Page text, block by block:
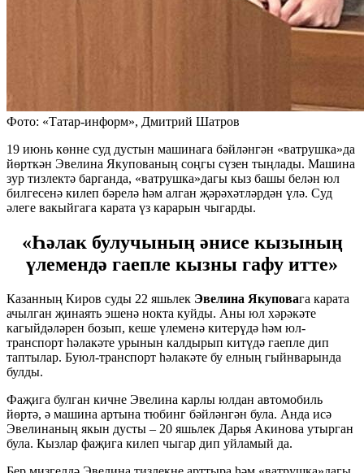
Фото: «Татар-информ», Дмитрий Шатров
19 июнь көнне суд дустын машинага бәйләнгән «ватрушка»да
йөрткән Эвелина Якупованың соңгы сүзен тыңлады. Машина
зур тизлектә барганда, «ватрушка»дагы кыз башы белән юл
билгесенә килеп бәрелә һәм алган җәрәхәтләрдән үлә. Суд
әлеге вакыйгага карата үз карарын чыгарды.
«Һәлак булучының әнисе кызының
үлемендә гаепле кызны гафу итте»
Казанның Киров суды 22 яшьлек Эвелина Якуповага карата
ачылган җинаять эшенә нокта куйды. Аны юл хәрәкәте
кагыйдәләрен бозып, кеше үлеменә китерүдә һәм юл-
транспорт һәлакәте урынын калдырып китүдә гаепле дип
таптылар. Буюл-транспорт һәлакәте бу елның гыйнварында
булды.
Фаҗига булган кичне Эвелина карлы юлдан автомобиль
йөртә, ә машина артына тюбинг бәйләнгән була. Анда исә
Эвелинаның якын дусты – 20 яшьлек Дарья Акинова утырган
була. Кызлар фаҗига килеп чыгар дип уйламый да.